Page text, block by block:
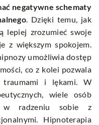
negatywne schematy
. Dzięki temu, jak
lepiej zrozumieć swoje
z większym spokojem.
umożliwia dostęp
co z kolei pozwala
traumami i lękami. W
wiele osób
w radzeniu sobie z
Hipnoterapia